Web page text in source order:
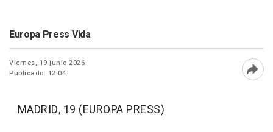
Europa Press Vida
Viernes, 19 junio 2026
Publicado: 12:04
MADRID, 19 (EUROPA PRESS)